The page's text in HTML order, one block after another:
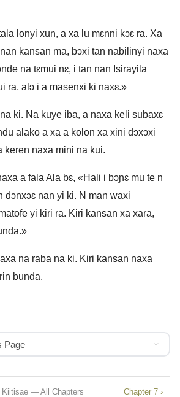
lonyi xun, a xa lu mɛnni kɔɛ ra. Xa
kansan ma, bɔxi tan nabilinyi naxa
na tɛmui nɛ, i tan nan Isirayila
ra, alɔ i a masenxi ki naxɛ.»
ki. Na kuye iba, a naxa keli subaxɛ
alako a xa a kolon xa xini dɔxɔxi
keren naxa mini na kui.
a fala Ala bɛ, «Hali i bɔɲɛ mu te n
dɔnxɔɛ nan yi ki. N man waxi
yi kiri ra. Kiri kansan xa xara,
na raba na ki. Kiri kansan naxa
bunda.
Page
Kiitisae — All Chapters Chapter 7 ›